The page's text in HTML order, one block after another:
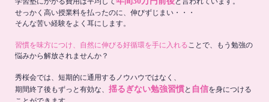
せっかく高い授業料を払ったのに、伸びずじまい・・・
そんな苦い経験をよく耳にします。
習慣を味方につけ、自然に伸びる好循環を手に入れることで、もう勉強の
悩みから解放されませんか？
秀桜会では、短期的に通用するノウハウではなく、
期間終了後もずっと有効な、 揺るぎない勉強習慣と 自信を身につける